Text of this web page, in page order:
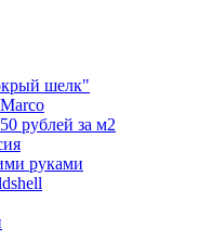
шелк"
рублей за м2
руками